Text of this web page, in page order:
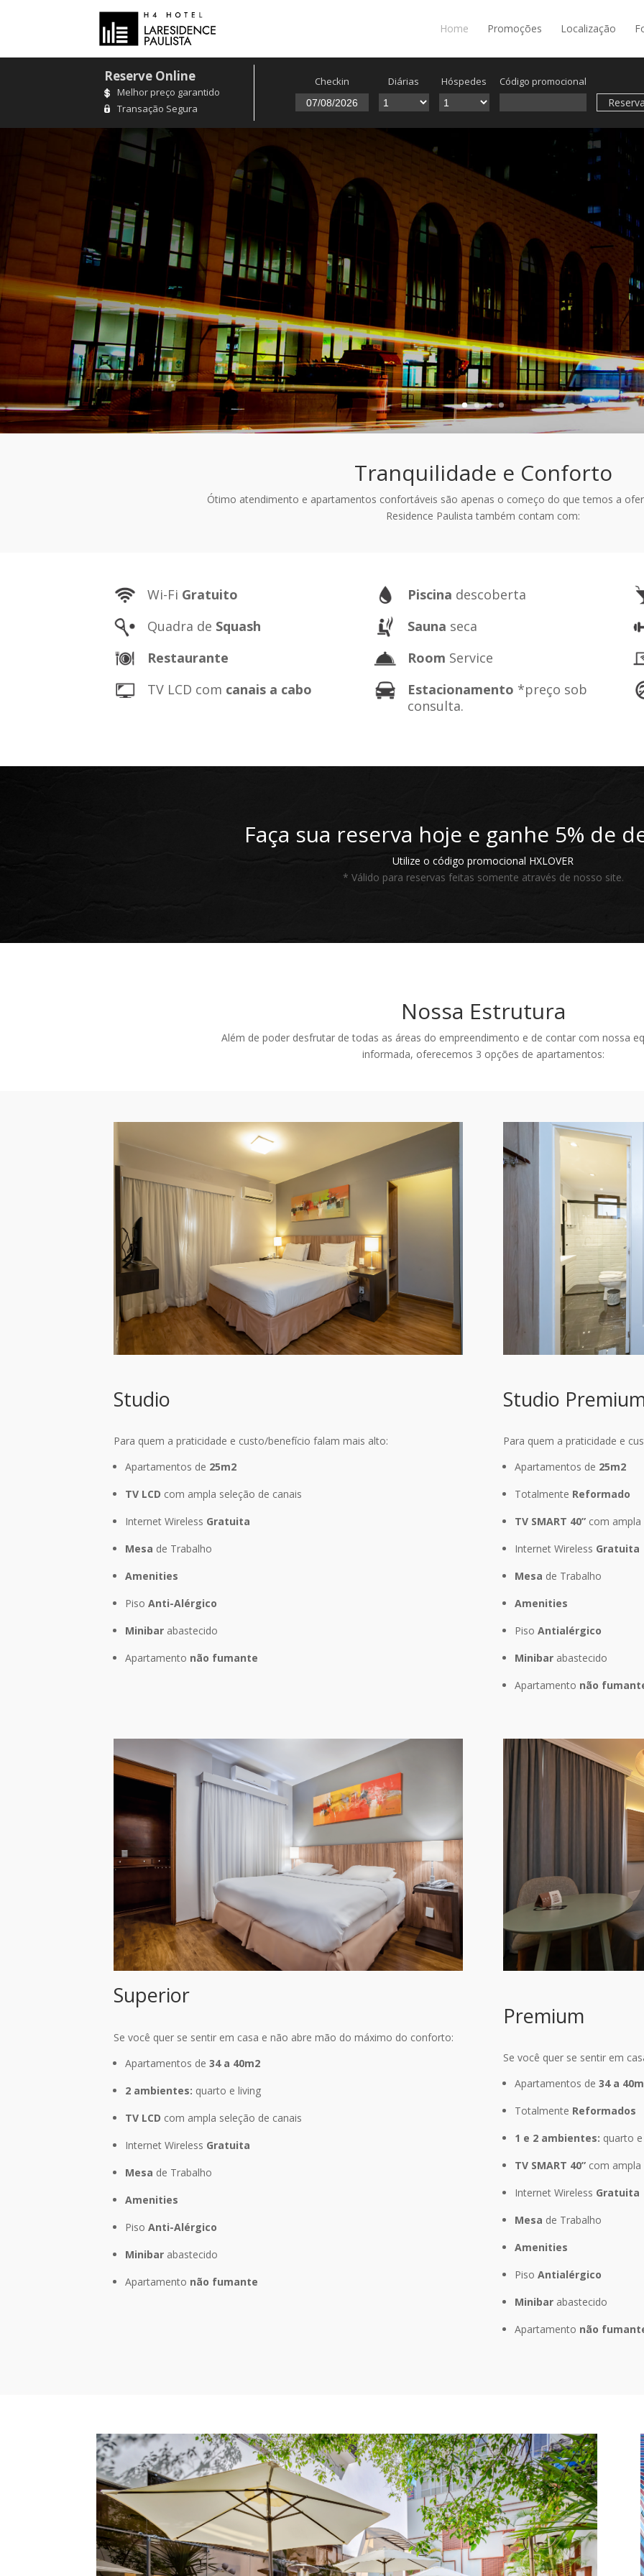
Home Promoções Localização
Reserve Online
Melhor preço garantido
Transação Segura
Checkin Diárias Hóspedes Código promocional
Localização
Localizado ao lado da Avenida Paulista, você fica a poucos passos das
São Paulo.
Tranquilidade e Conforto
Ótimo atendimento e apartamentos confortáveis são apenas o começo do que temos a
Residence Paulista também contam com:
Wi-Fi Gratuito
Quadra de Squash
Restaurante
TV LCD com canais a cabo
Piscina descoberta
Sauna seca
Room Service
Estacionamento *preço sob
consulta.
Faça sua reserva hoje e ganhe 5% de
Utilize o código promocional HXLOVER
* Válido para reservas feitas somente através de nosso site.
Nossa Estrutura
Além de poder desfrutar de todas as áreas do empreendimento e de contar com nossa
informada, oferecemos 3 opções de apartamentos:
Studio
Para quem a praticidade e custo/benefício falam mais alto:
Apartamentos de 25m2
TV LCD com ampla seleção de canais
Internet Wireless Gratuita
Mesa de Trabalho
Amenities
PisoAnti-Alérgico
Minibar abastecido
Apartamento não fumante
Studio
Para quem a praticidade e
Apartamentos de 25m2
Totalmente Reformado
TV SMART 40” com ampla
Internet Wireless Gratuita
Mesa de Trabalho
Amenities
PisoAntialérgico
Minibar abastecido
Apartamento não
Superior
Se você quer se sentir em casa e não abre mão do máximo do conforto:
Apartamentos de34 a 40m2
2 ambientes: quarto e living
TV LCD com ampla seleção de canais
Internet Wireless Gratuita
Mesa de Trabalho
Amenities
PisoAnti-Alérgico
Minibar abastecido
Apartamento não fumante
Premium
Se você quer se sentir em
Apartamentos de34 a
Totalmente Reformados
1 e 2 ambientes: quarto
TV SMART 40” com ampla
Internet Wireless Gratuita
Mesa de Trabalho
Amenities
PisoAntialérgico
Minibar abastecido
Apartamento não